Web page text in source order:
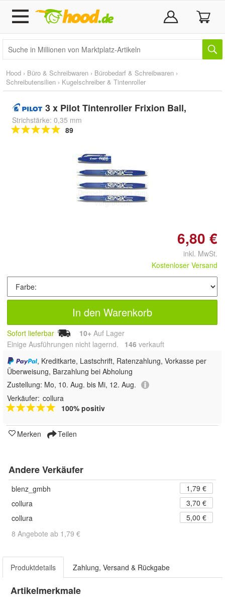
Hood › Büro & Schreibwaren › Bürobedarf & Schreibwaren ›
Schreibutensilien › Kugelschreiber & Tintenroller
3 x Pilot Tintenroller Frixion Ball,
Strichstärke: 0,35 mm
89
Doppelt antippen zum
vergrößern
6,80 €
inkl. MwSt.
Kostenloser Versand
In den Warenkorb
Sofort lieferbar 10+ Auf Lager
Einige Ausführungen nicht lagernd. 146 verkauft
, Kreditkarte, Lastschrift, Ratenzahlung, Vorkasse per
Überweisung, Barzahlung bei Abholung
Zustellung: Mo, 10. Aug. bis Mi, 12. Aug.
Verkäufer: collura
100% positiv
Merken Teilen
Andere Verkäufer
blenz_gmbh
1,79 €
collura
3,70 €
collura
5,00 €
8 Angebote ab 1,79 €
Produktdetails Zahlung, Versand & Rückgabe
Artikelmerkmale